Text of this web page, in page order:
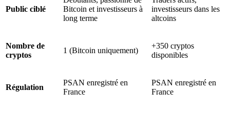
Public ciblé
Bitcoin et investisseurs à
long terme
investisseurs dans les
altcoins
Nombre de
cryptos
1 (Bitcoin uniquement)
+350 cryptos
disponibles
Régulation
PSAN enregistré en
France
PSAN enregistré en
France